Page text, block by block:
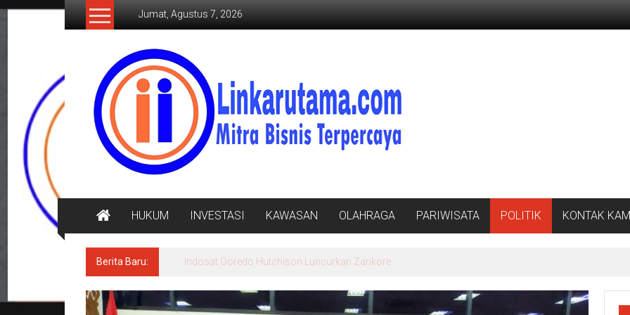
Lompat
Jumat, Agustus 7, 2026
LINKARUTAMA.COM
Mitra
Bisnis
Terpercaya
HUKUM INVESTASI KAWASAN OLAHRAGA PARIWISATA POLITIK KONTAK
Berita Baru: Jasa Raharja Serahkan Santunan Ahli Waris Korban Kebakaran KM Mutiara Sentosa II